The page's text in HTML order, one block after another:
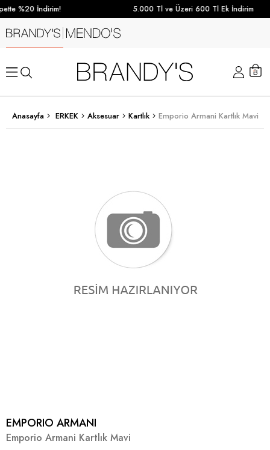
%20 İndirim! 5.000 Tl ve Üzeri 600 Tl Ek İndirim
Anasayfa ERKEK Aksesuar Kartlık Emporio Armani Kartlık Mavi
EMPORIO ARMANI
Emporio Armani Kartlık Mavi